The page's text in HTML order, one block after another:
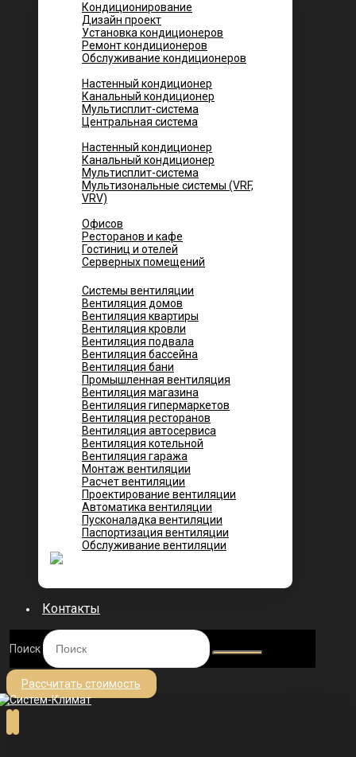
Кондиционирование
Дизайн проект
Установка кондиционеров
Ремонт кондиционеров
Обслуживание кондиционеров
Настенный кондиционер
Канальный кондиционер
Мультисплит-система
Центральная система
Настенный кондиционер
Канальный кондиционер
Мультисплит-система
Мультизональные системы (VRF,
VRV)
Офисов
Ресторанов и кафе
Гостиниц и отелей
Серверных помещений
Системы вентиляции
Вентиляция домов
Вентиляция квартиры
Вентиляция кровли
Вентиляция подвала
Вентиляция бассейна
Вентиляция бани
Промышленная вентиляция
Вентиляция магазина
Вентиляция гипермаркетов
Вентиляция ресторанов
Вентиляция автосервиса
Вентиляция котельной
Вентиляция гаража
Монтаж вентиляции
Расчет вентиляции
Проектирование вентиляции
Автоматика вентиляции
Пусконаладка вентиляции
Паспортизация вентиляции
Обслуживание вентиляции
Контакты
Поиск
Рассчитать стоимость